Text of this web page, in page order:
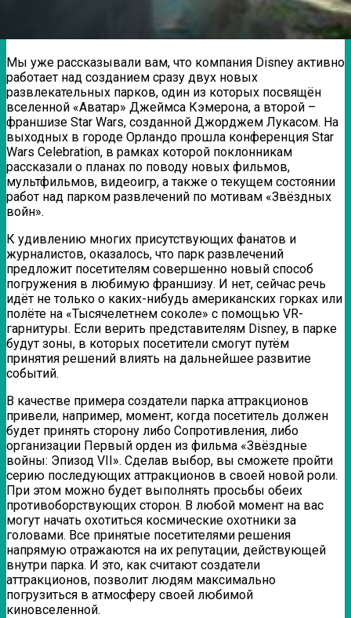
Мы уже рассказывали вам, что компания Disney активно
работает над созданием сразу двух новых
развлекательных парков, один из которых посвящён
вселенной «Аватар» Джеймса Кэмерона, а второй –
франшизе Star Wars, созданной Джорджем Лукасом. На
выходных в городе Орландо прошла конференция Star
Wars Celebration, в рамках которой поклонникам
рассказали о планах по поводу новых фильмов,
мультфильмов, видеоигр, а также о текущем состоянии
работ над парком развлечений по мотивам «Звёздных
войн».
К удивлению многих присутствующих фанатов и
журналистов, оказалось, что парк развлечений
предложит посетителям совершенно новый способ
погружения в любимую франшизу. И нет, сейчас речь
идёт не только о каких-нибудь американских горках или
полёте на «Тысячелетнем соколе» с помощью VR-
гарнитуры. Если верить представителям Disney, в парке
будут зоны, в которых посетители смогут путём
принятия решений влиять на дальнейшее развитие
событий.
В качестве примера создатели парка аттракционов
привели, например, момент, когда посетитель должен
будет принять сторону либо Сопротивления, либо
организации Первый орден из фильма «Звёздные
войны: Эпизод VII». Сделав выбор, вы сможете пройти
серию последующих аттракционов в своей новой роли.
При этом можно будет выполнять просьбы обеих
противоборствующих сторон. В любой момент на вас
могут начать охотиться космические охотники за
головами. Все принятые посетителями решения
напрямую отражаются на их репутации, действующей
внутри парка. И это, как считают создатели
аттракционов, позволит людям максимально
погрузиться в атмосферу своей любимой
киновселенной.